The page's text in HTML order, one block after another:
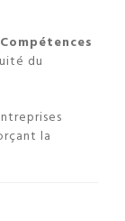
Compétences
du
la